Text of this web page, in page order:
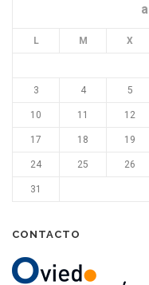
L M X
3 4 5
10 11 12
17 18 19
24 25 26
31
CONTACTO